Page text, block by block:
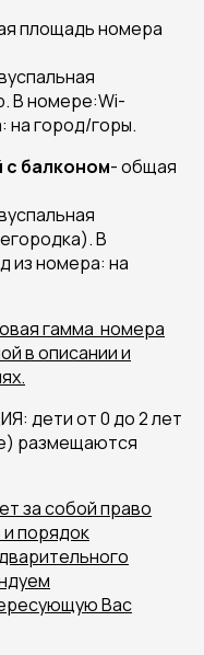
площадь номера
В номере:Wi-
на город/горы.
балконом- общая
В
из номера: на
гамма номера
в описании и
дети от 0 до 2 лет
размещаются
за собой право
порядок
Вас